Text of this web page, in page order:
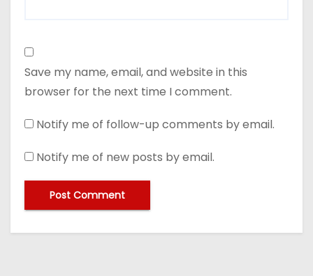
Save my name, email, and website in this
browser for the next time I comment.
Notify me of follow-up comments by email.
Notify me of new posts by email.